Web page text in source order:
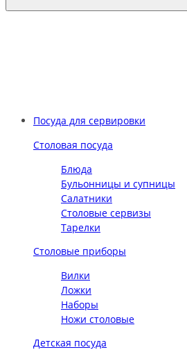
Посуда для сервировки
Столовая посуда
Блюда
Бульонницы и супницы
Салатники
Столовые сервизы
Тарелки
Столовые приборы
Вилки
Ложки
Наборы
Ножи столовые
Детская посуда